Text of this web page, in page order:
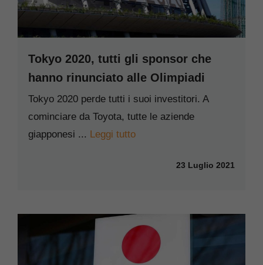
Tokyo 2020, tutti gli sponsor che
hanno rinunciato alle Olimpiadi
Tokyo 2020 perde tutti i suoi investitori. A
cominciare da Toyota, tutte le aziende
giapponesi ... Leggi tutto
23 Luglio 2021